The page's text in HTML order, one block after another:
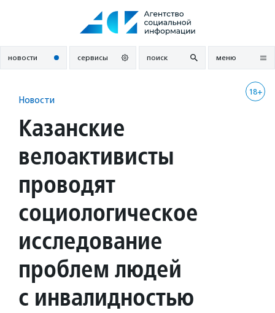
новости сервисы поиск меню
18+
Новости
Казанские
велоактивисты
проводят
социологическое
исследование
проблем людей
с инвалидностью